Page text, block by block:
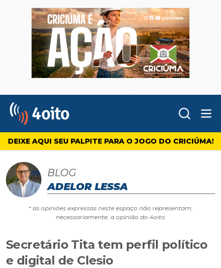
4oito
DEIXE AQUI SEU PALPITE PARA O JOGO DO CRICIÚMA!
BLOG
ADELOR LESSA
* as opiniões expressas neste espaço não representam,
necessariamente, a opinião do 4oito
Secretário Tita tem perfil político
e digital de Clesio